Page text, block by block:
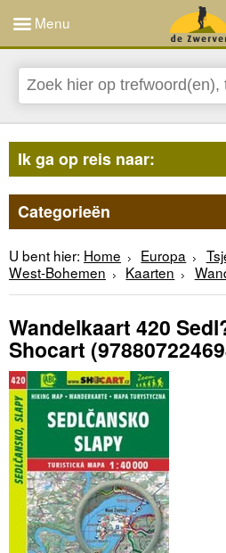
Menu
Ik ga op reis naar:
Categorieën
U bent hier: Home Europa
West-Bohemen
Kaarten
Wandelkaart 420
Shocart